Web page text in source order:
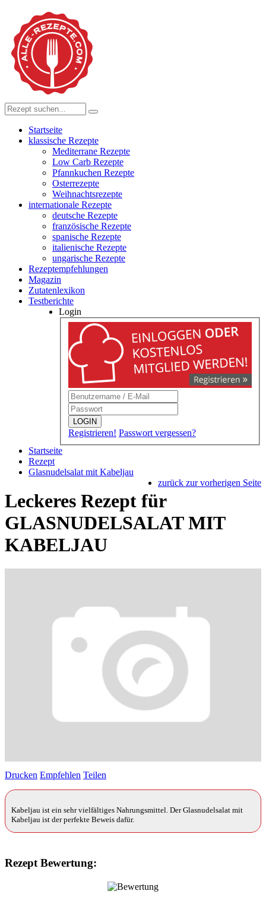
Startseite
klassische Rezepte
Mediterrane Rezepte
Low Carb Rezepte
Pfannkuchen Rezepte
Osterrezepte
Weihnachtsrezepte
internationale Rezepte
deutsche Rezepte
französische Rezepte
spanische Rezepte
italienische Rezepte
ungarische Rezepte
Rezeptempfehlungen
Magazin
Zutatenlexikon
Testberichte
Login
LOGIN
Registrieren! Passwort vergessen?
Startseite
Rezept
Glasnudelsalat mit Kabeljau
zurück zur vorherigen Seite
Leckeres Rezept für
GLASNUDELSALAT MIT
KABELJAU
Drucken Empfehlen Teilen
Kabeljau ist ein sehr vielfältiges Nahrungsmittel. Der Glasnudelsalat mit
Kabeljau ist der perfekte Beweis dafür.
Rezept Bewertung: